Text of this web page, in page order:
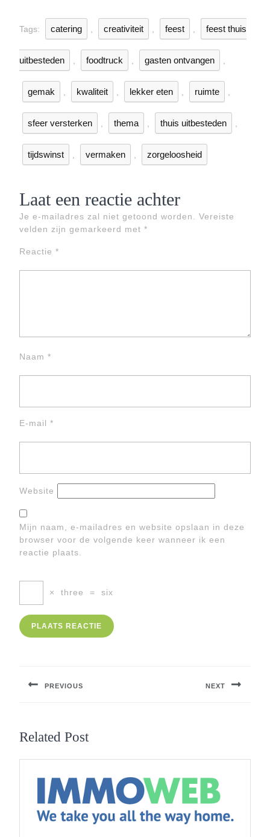
Tags: catering creativiteit feest feest thuis
uitbesteden foodtruck gasten ontvangen
gemak kwaliteit lekker eten ruimte
sfeer versterken thema thuis uitbesteden
tijdswinst vermaken zorgeloosheid
Laat een reactie achter
Je e-mailadres zal niet getoond worden.
Vereiste
velden zijn gemarkeerd met *
Reactie *
Naam *
E-mail *
Website
Mijn naam, e-mailadres en website opslaan in deze
browser voor de volgende keer wanneer ik een
reactie plaats.
× three = six
PREVIOUS NEXT
Related Post